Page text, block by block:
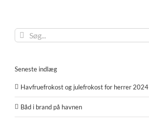
Søg
efter:
Seneste indlæg
Havfruefrokost og julefrokost for herrer 2024
Båd i brand på havnen